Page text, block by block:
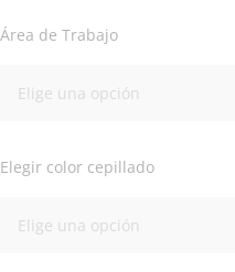
Área de Trabajo
Elegir color cepillado